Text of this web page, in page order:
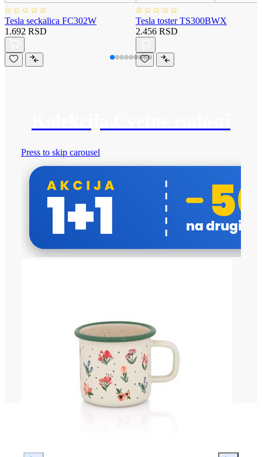
Tesla seckalica FC302W
1.692 RSD
Tesla toster TS300BWX
2.456 RSD
Press to skip carousel